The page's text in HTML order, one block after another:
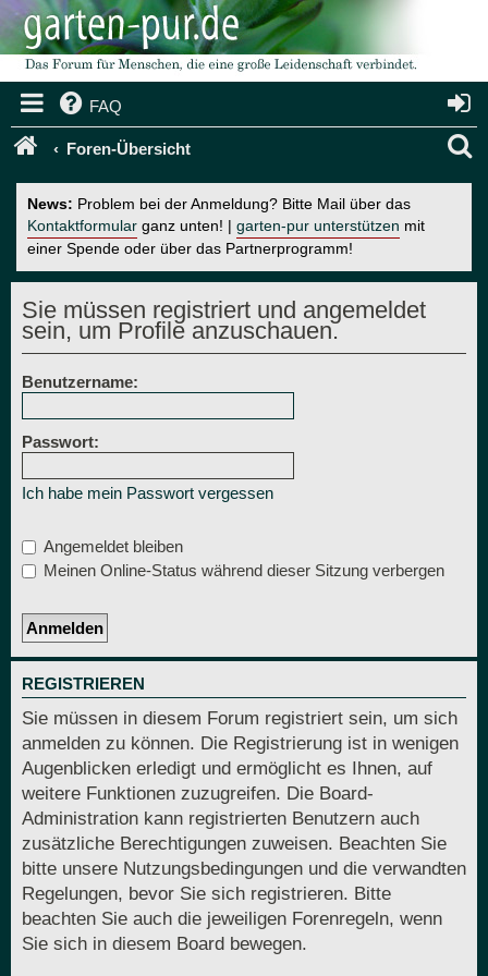
FAQ
Foren-Übersicht
News: Problem bei der Anmeldung? Bitte Mail über das
Kontaktformular ganz unten! | garten-pur unterstützen mit
einer Spende oder über das Partnerprogramm!
Sie müssen registriert und angemeldet
sein, um Profile anzuschauen.
Benutzername:
Passwort:
Ich habe mein Passwort vergessen
Angemeldet bleiben
Meinen Online-Status während dieser Sitzung verbergen
REGISTRIEREN
Sie müssen in diesem Forum registriert sein, um sich
anmelden zu können. Die Registrierung ist in wenigen
Augenblicken erledigt und ermöglicht es Ihnen, auf
weitere Funktionen zuzugreifen. Die Board-
Administration kann registrierten Benutzern auch
zusätzliche Berechtigungen zuweisen. Beachten Sie
bitte unsere Nutzungsbedingungen und die verwandten
Regelungen, bevor Sie sich registrieren. Bitte
beachten Sie auch die jeweiligen Forenregeln, wenn
Sie sich in diesem Board bewegen.